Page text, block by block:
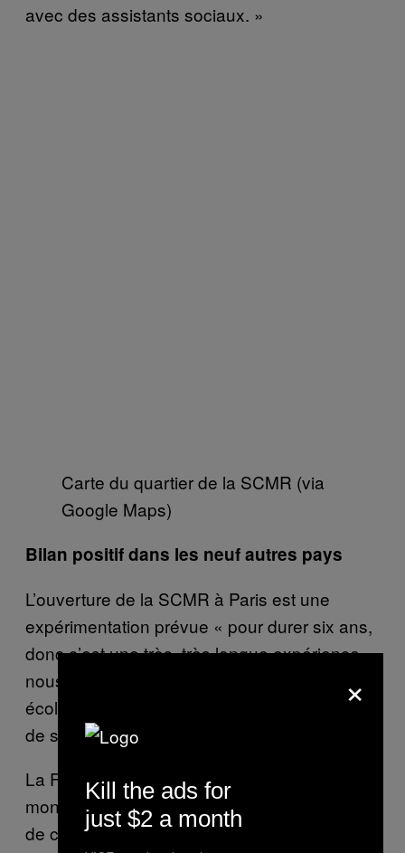
avec des assistants sociaux. »
Carte du quartier de la SCMR (via
Google Maps)
Bilan positif dans les neuf autres pays
L’ouverture de la SCMR à Paris est une
expérimentation prévue « pour durer six ans,
donc c’est une très, très longue expérience »,
nous détaille Bernard Jomier, adjoint
écologiste à la mairie de Paris aux questions
de santé.
La France devient le dixième pays dans le
monde à ouvrir une salle de consommation
de ce type. Du Canada à la Norvège, en
×
Kill the ads for
just $2 a month